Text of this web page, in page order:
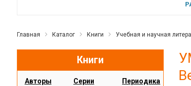
Главная Каталог Книги Учебная и научная
Книги
Авторы Серии Периодика